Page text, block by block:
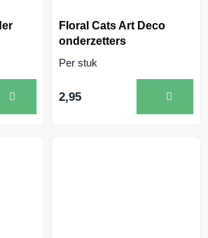
Floral Cats Art Deco
onderzetters
Per stuk
2,95